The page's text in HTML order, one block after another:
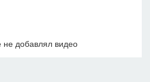
добавлял видео